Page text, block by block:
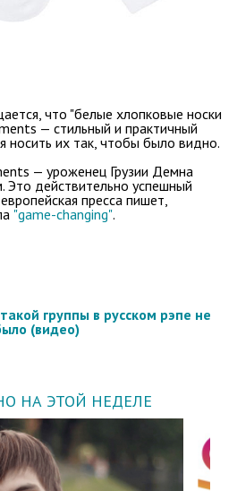
что "белые хлопковые носки
— стильный и практичный
носить их так, чтобы было видно.
— уроженец Грузии Демна
Это действительно успешный
пресса пишет,
"game-changing".
группы в русском рэпе не
(видео)
НА ЭТОЙ НЕДЕЛЕ